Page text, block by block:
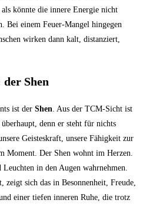
könnte die innere Energie nicht
Bei einem Feuer-Mangel hingegen
wirken dann kalt, distanziert,
Shen
ist der Shen . Aus der TCM-Sicht ist
denn er steht für nichts
Geisteskraft, unsere Fähigkeit zur
Moment. Der Shen wohnt im Herzen.
in den Augen wahrnehmen.
zeigt sich das in Besonnenheit, Freude,
einer tiefen inneren Ruhe, die trotz